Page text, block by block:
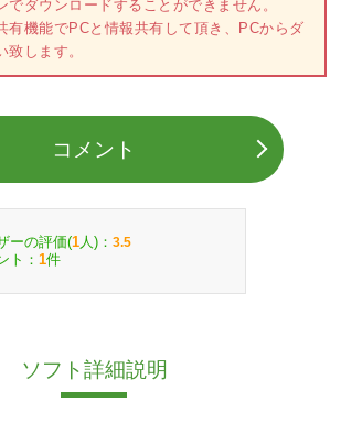
でダウンロードすることができません。
有機能でPCと情報共有して頂き、PCからダ
致します。
コメント
ーの評価(1 人)： 3.5
ト： 1件
ソフト詳細説明